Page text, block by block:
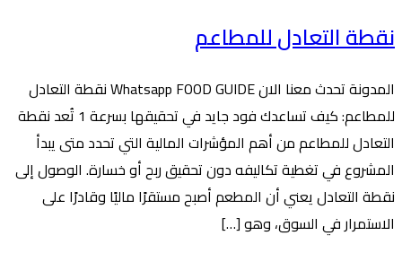
نقطة التعادل للمطاعم
المدونة تحدث معنا الان Whatsapp FOOD GUIDE نقطة التعادل
للمطاعم: كيف تساعدك فود جايد في تحقيقها بسرعة 1 تُعد نقطة
التعادل للمطاعم من أهم المؤشرات المالية التي تحدد متى يبدأ
المشروع في تغطية تكاليفه دون تحقيق ربح أو خسارة. الوصول إلى
نقطة التعادل يعني أن المطعم أصبح مستقرًا ماليًا وقادرًا على
الاستمرار في السوق، وهو […]